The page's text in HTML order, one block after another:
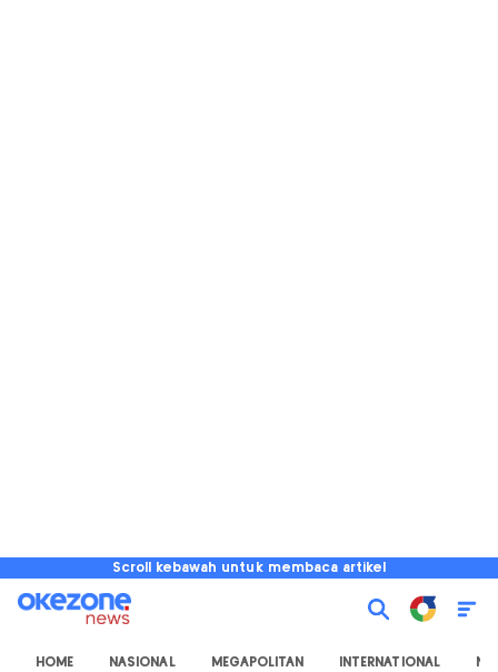
Scroll kebawah untuk membaca artikel
HOME NASIONAL MEGAPOLITAN INTERNATIONAL